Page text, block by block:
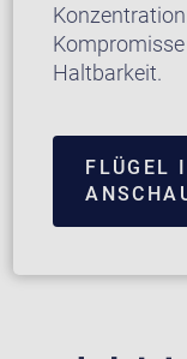
Haltbarkeit.
FLÜGEL